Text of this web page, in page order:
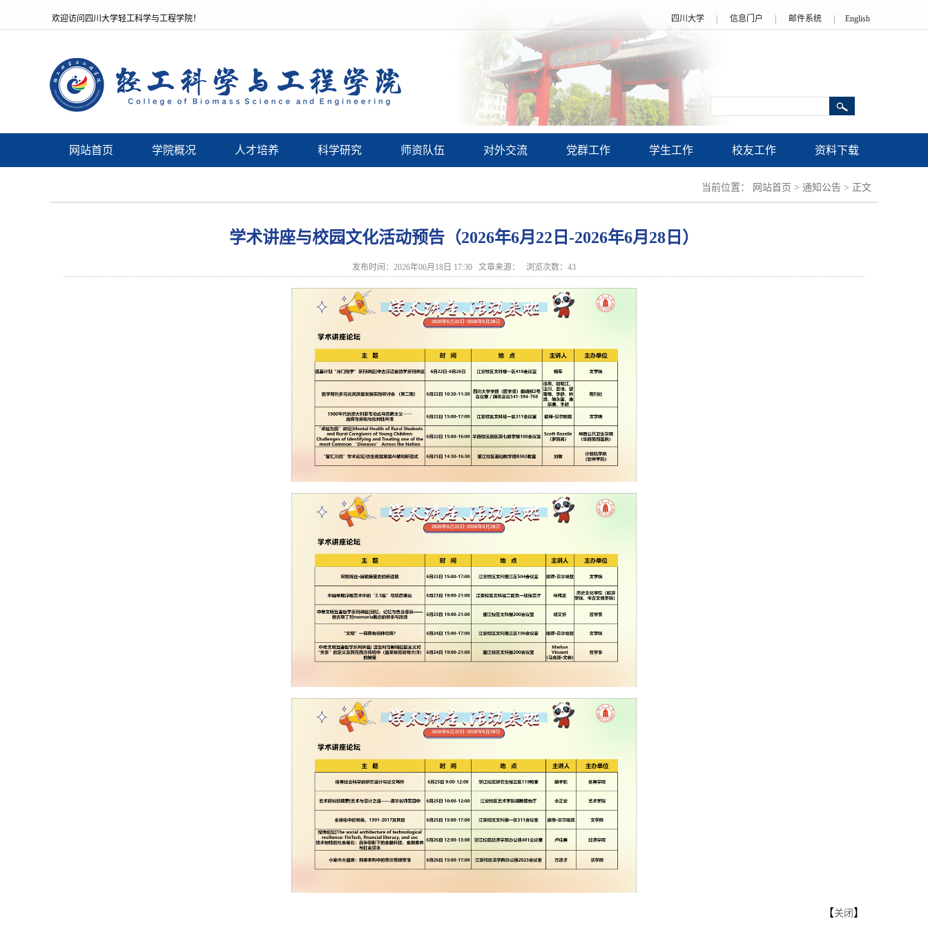
欢迎访问四川大学轻工科学与工程学院！ 四川大学 信息门户 邮件系统 English
网站首页 学院概况 人才培养 科学研究 师资队伍 对外交流 党群工作 学生工作 校友工作 资料下载
当前位置： 网站首页 > 通知公告 > 正文
学术讲座与校园文化活动预告（2026年6月22日-2026年6月28日）
发布时间：2026年06月18日 17:30 文章来源： 浏览次数： 43
【关闭 】